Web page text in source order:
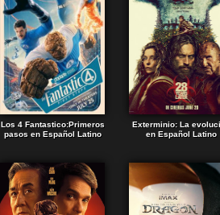
Los 4 Fantastico:Primeros
pasos en Español Latino
Exterminio: La
en Español Latino